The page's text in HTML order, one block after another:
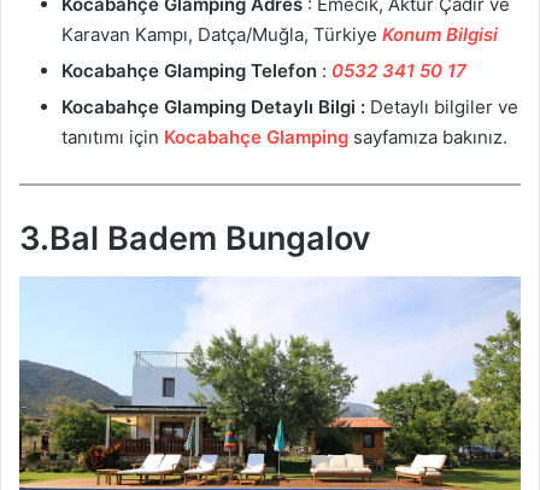
Kocabahçe Glamping Adres : Emecik, Aktur Çadır ve
Karavan Kampı, Datça/Muğla, Türkiye Konum Bilgisi
Kocabahçe Glamping Telefon : 0532 341 50 17
Kocabahçe Glamping Detaylı Bilgi : Detaylı bilgiler ve
tanıtımı için Kocabahçe Glamping sayfamıza bakınız.
3.Bal Badem Bungalov